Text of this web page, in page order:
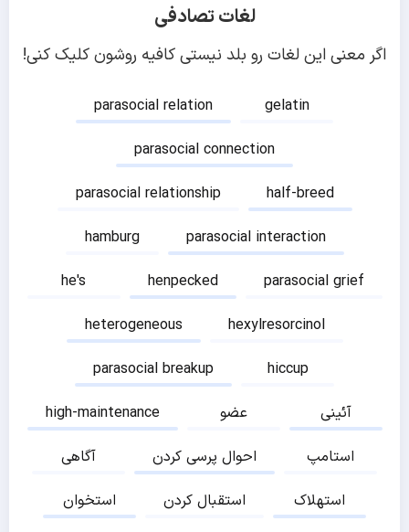
لغات تصادفی
اگر معنی این لغات رو بلد نیستی کافیه روشون کلیک کنی!
parasocial relation
gelatin
parasocial connection
parasocial relationship
half-breed
hamburg
parasocial interaction
he's
henpecked
parasocial grief
heterogeneous
hexylresorcinol
parasocial breakup
hiccup
high-maintenance
عضو
آئینی
آگاهی
احوال پرسی کردن
استامپ
استخوان
استقبال کردن
استهلاک